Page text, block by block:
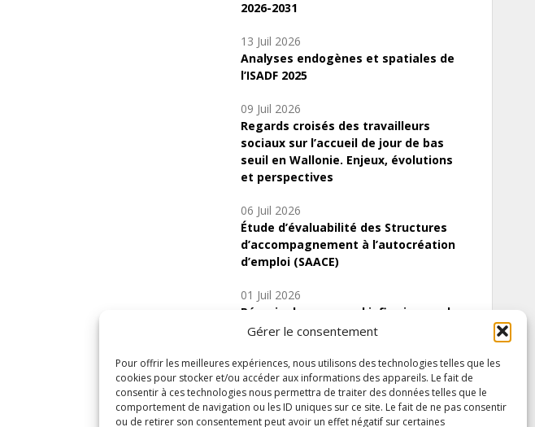
Gérer le consentement
Pour offrir les meilleures expériences, nous utilisons des technologies telles que les
cookies pour stocker et/ou accéder aux informations des appareils. Le fait de
consentir à ces technologies nous permettra de traiter des données telles que le
comportement de navigation ou les ID uniques sur ce site. Le fait de ne pas consentir
ou de retirer son consentement peut avoir un effet négatif sur certaines
2026-2031
13 Juil 2026
Analyses endogènes et spatiales de
l’ISADF 2025
09 Juil 2026
Regards croisés des travailleurs
sociaux sur l’accueil de jour de bas
seuil en Wallonie. Enjeux, évolutions
et perspectives
06 Juil 2026
Étude d’évaluabilité des Structures
d’accompagnement à l’autocréation
d’emploi (SAACE)
01 Juil 2026
Pénurie du personnel infirmier :quels
indicateurs d’offre de soins pour
Inscrivez-vous à notre newsletter